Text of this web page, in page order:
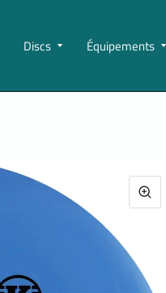
Discs Équipements